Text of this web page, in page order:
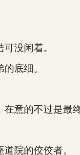
没闲着。
底细。
意的不过是最终
院的佼佼者。